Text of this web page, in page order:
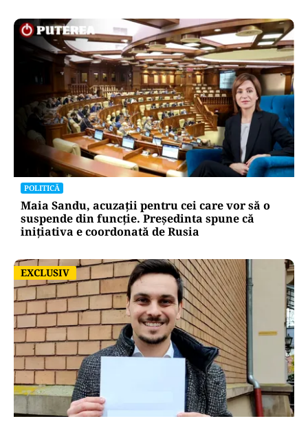
POLITICĂ
Maia Sandu, acuzații pentru cei care vor să o
suspende din funcție. Președinta spune că
inițiativa e coordonată de Rusia
EXCLUSIV
EXCLUSIV